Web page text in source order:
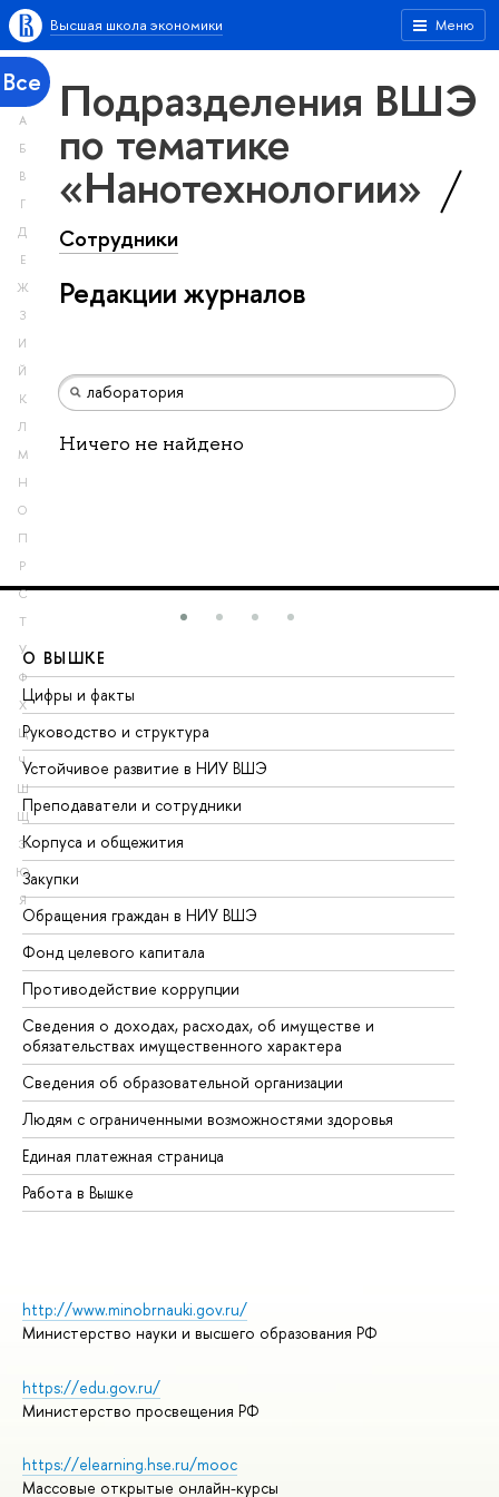
Меню
Высшая школа экономики
Все
А
Б
В
Г
Д
Е
Ж
З
И
Й
К
Л
М
Н
О
П
Р
С
Т
У
Ф
Х
Ц
Ч
Ш
Щ
Э
Ю
Я
Подразделения ВШЭ
по тематике
«Нанотехнологии»
Сотрудники
Редакции журналов
Ничего не найдено
О ВЫШКЕ
Цифры и факты
Руководство и структура
Устойчивое развитие в НИУ ВШЭ
Преподаватели и сотрудники
Корпуса и общежития
Закупки
Обращения граждан в НИУ ВШЭ
Фонд целевого капитала
Противодействие коррупции
Сведения о доходах, расходах, об имуществе и
обязательствах имущественного характера
Сведения об образовательной организации
Людям с ограниченными возможностями здоровья
Единая платежная страница
Работа в Вышке
http://www.minobrnauki.gov.ru/
Министерство науки и высшего образования РФ
https://edu.gov.ru/
Министерство просвещения РФ
https://elearning.hse.ru/mooc
Массовые открытые онлайн-курсы